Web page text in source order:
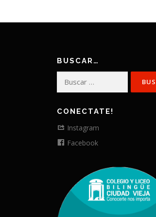
BUSCAR…
CONECTATE!
Instagram
Facebook